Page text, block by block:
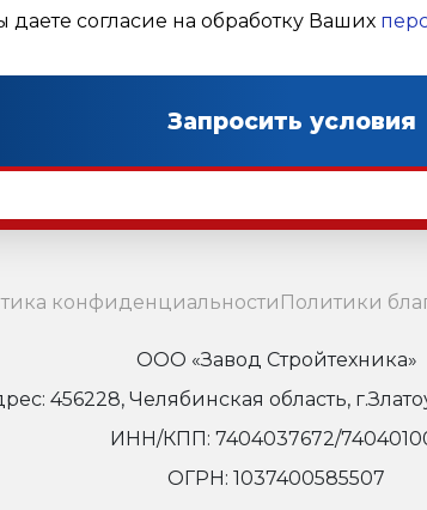
даете согласие на обработку Ваших
конфиденциальности Политики
ООО «Завод Стройтехника»
456228, Челябинская область,
ИНН/КПП: 7404037672/
ОГРН: 1037400585507